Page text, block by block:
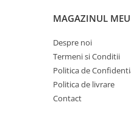
MAGAZINUL MEU
Despre noi
Termeni si Conditii
Politica de
Politica de livrare
Contact